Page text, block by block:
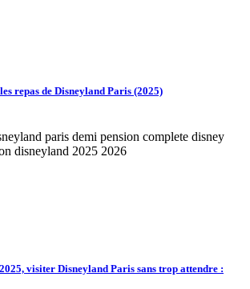
repas de Disneyland Paris (2025)
visiter Disneyland Paris sans trop attendre :